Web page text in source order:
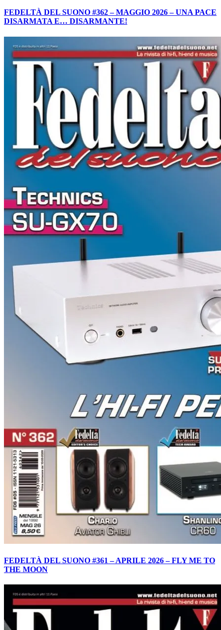
FEDELTÀ DEL SUONO #362 – MAGGIO 2026 – UNA PACE
DISARMATA E… DISARMANTE!
FEDELTÀ DEL SUONO #361 – APRILE 2026 – FLY ME TO
THE MOON